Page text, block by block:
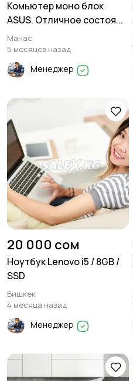
Комьютер моно блок
ASUS. Отличное состоя...
Манас
5 месяцев назад
Менеджер
20 000 сом
Ноутбук Lenovo i5 / 8GB /
SSD
Бишкек
4 месяца назад
Менеджер